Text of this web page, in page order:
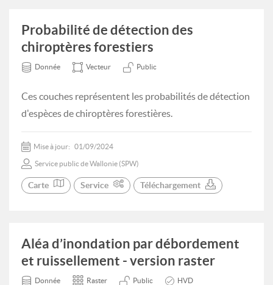
Probabilité de détection des
chiroptères forestiers
Donnée Vecteur Public
Ces couches représentent les probabilités de détection
d'espèces de chiroptères forestières.
Mise à jour: 01/09/2024
Service public de Wallonie (SPW)
Carte Service Téléchargement
Aléa d’inondation par débordement
et ruissellement - version raster
Donnée Raster Public HVD